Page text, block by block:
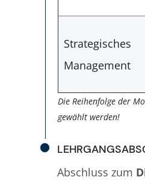
Strategisches
Management
Die Reihenfolge der
gewählt werden!
Abschluss zum